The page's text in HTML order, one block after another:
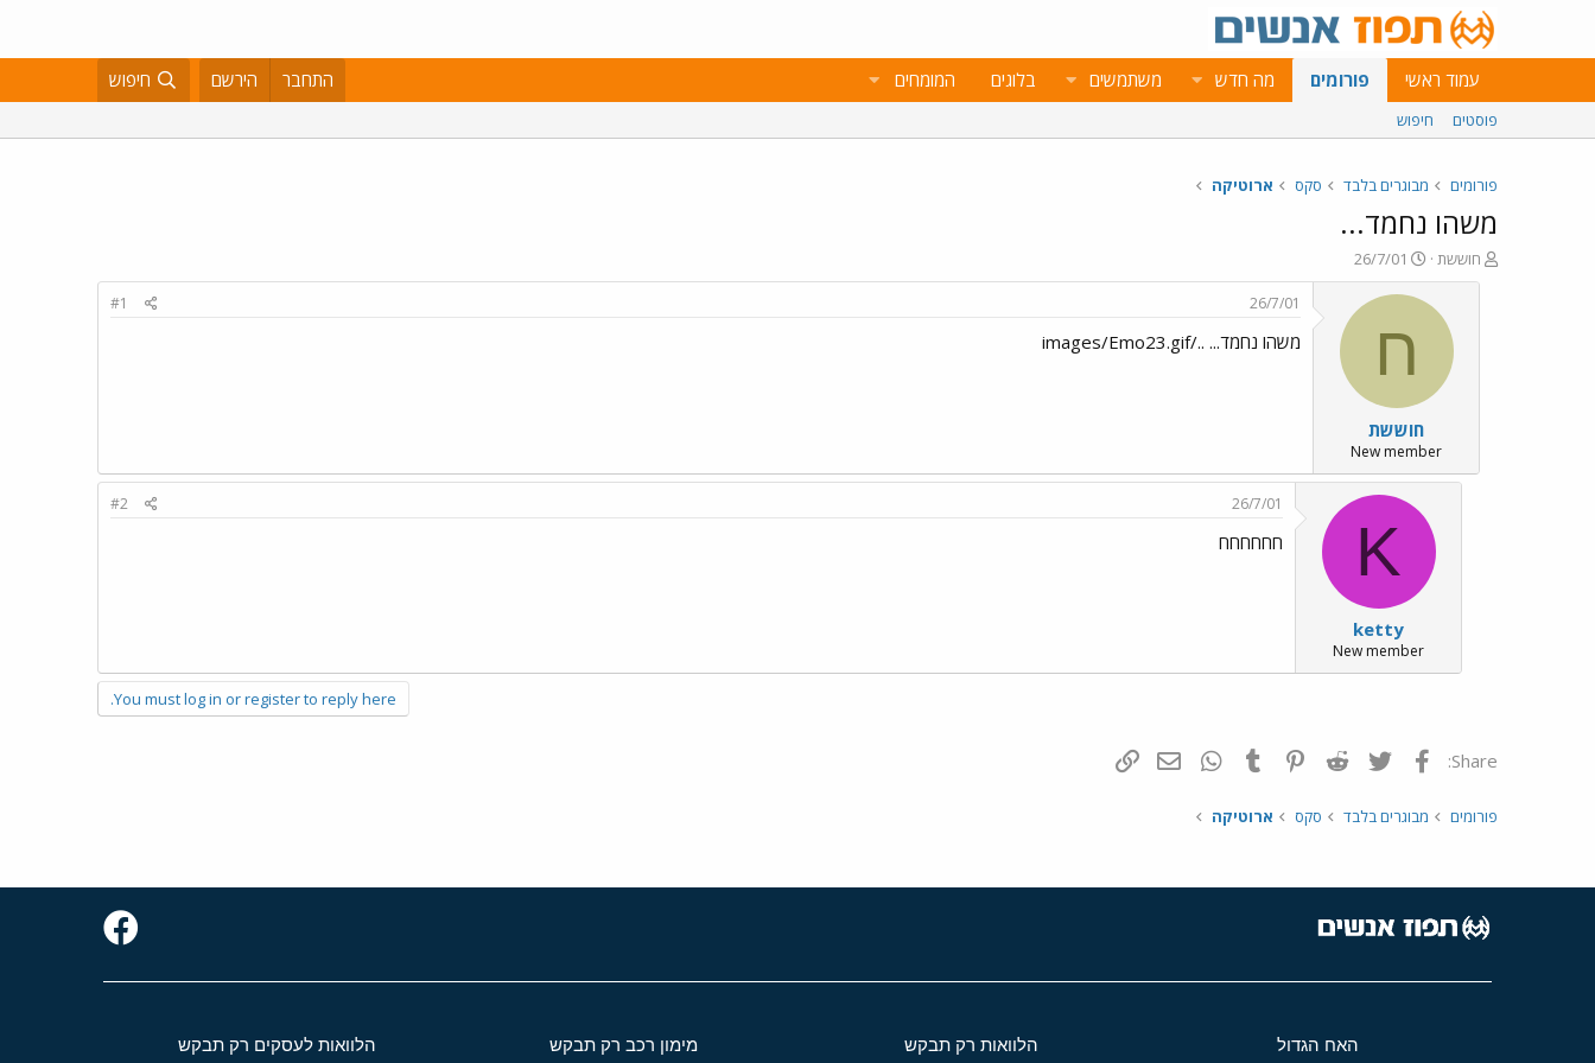
עמוד ראשי פורומים מה חדש משתמשים בלוגים המומחים התחבר הירשם חיפוש
פוסטים חיפוש
פורומים מבוגרים בלבד סקס ארוטיקה
משהו נחמד...
פ
ו
חוששת
פ
ו
ר
ם
א
ר
י
ך
26/7/01
ח
חוששת
New member
26/7/01
#1
משהו נחמד... ../images/Emo23.gif
K
ketty
New member
26/7/01
#2
חחחחחח
You must log in or register to reply here.
Share: פייסבוק Twitter
Reddit
Pinterest
Tumblr
WhatsAppדואר אלקטרוני
פורומים מבוגרים בלבד סקס ארוטיקה
האח הגדול הלוואות רק תבקש מימון רכב רק תבקש הלוואות לעסקים רק תבקש